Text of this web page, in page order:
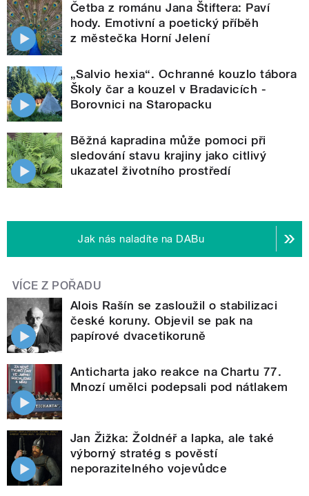
Četba z románu Jana Štiftera: Paví
hody. Emotivní a poetický příběh
z městečka Horní Jelení
„Salvio hexia“. Ochranné kouzlo tábora
Školy čar a kouzel v Bradavicích -
Borovnici na Staropacku
Běžná kapradina může pomoci při
sledování stavu krajiny jako citlivý
ukazatel životního prostředí
Jak nás naladíte na DABu
VÍCE Z POŘADU
Alois Rašín se zasloužil o stabilizaci
české koruny. Objevil se pak na
papírové dvacetikoruně
Anticharta jako reakce na Chartu 77.
Mnozí umělci podepsali pod nátlakem
Jan Žižka: Žoldnéř a lapka, ale také
výborný stratég s pověstí
neporazitelného vojevůdce